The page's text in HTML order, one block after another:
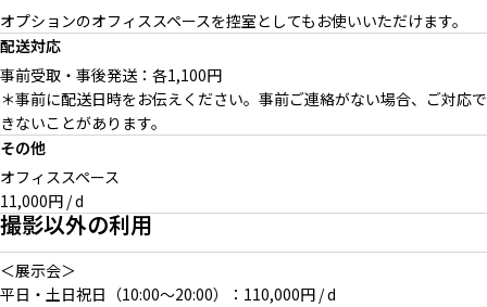
オプションのオフィススペースを控室としてもお使いいただけます。
配送対応
事前受取・事後発送：各1,100円
＊事前に配送日時をお伝えください。事前ご連絡がない場合、ご対応で
きないことがあります。
その他
オフィススペース
11,000円 / d
撮影以外の利用
＜展示会＞
平日・土日祝日（10:00〜20:00）：110,000円 / d